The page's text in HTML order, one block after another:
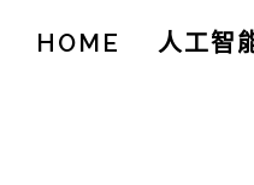
HOME 人工智